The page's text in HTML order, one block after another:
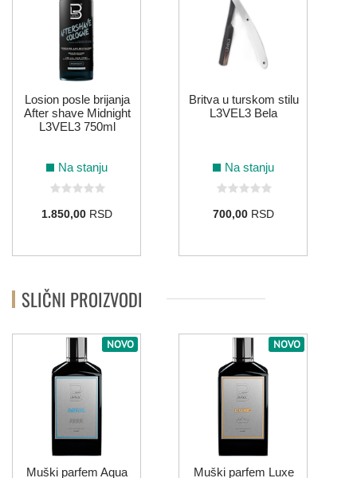
Losion posle brijanja
After shave Midnight
L3VEL3 750ml
Na stanju
1.850,00RSD
Britva u turskom stilu
L3VEL3 Bela
Na stanju
700,00RSD
SLIČNI PROIZVODI
NOVO
Muški parfem Aqua
NOVO
Muški parfem Luxe